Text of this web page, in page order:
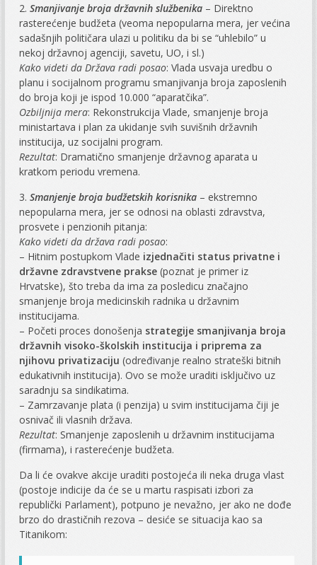
2.Smanjivanje broja državnih službenika – Direktno
rasterećenje budžeta (veoma nepopularna mera, jer većina
sadašnjih političara ulazi u politiku da bi se “uhlebilo” u
nekoj državnoj agenciji, savetu, UO, i sl.)
Kako videti da Država radi posao: Vlada usvaja uredbu o
planu i socijalnom programu smanjivanja broja zaposlenih
do broja koji je ispod 10.000 “aparatčika”.
Ozbiljnija mera: Rekonstrukcija Vlade, smanjenje broja
ministartava i plan za ukidanje svih suvišnih državnih
institucija, uz socijalni program.
Rezultat: Dramatično smanjenje državnog aparata u
kratkom periodu vremena.
3.Smanjenje broja budžetskih korisnika – ekstremno
nepopularna mera, jer se odnosi na oblasti zdravstva,
prosvete i penzionih pitanja:
Kako videti da država radi posao:
– Hitnim postupkom Vlade izjednačiti status privatne i
državne zdravstvene prakse (poznat je primer iz
Hrvatske), što treba da ima za posledicu značajno
smanjenje broja medicinskih radnika u državnim
institucijama.
– Početi proces donošenja strategije smanjivanja broja
državnih visoko-školskih institucija i priprema za
njihovu privatizaciju (određivanje realno strateški bitnih
edukativnih institucija). Ovo se može uraditi isključivo uz
saradnju sa sindikatima.
– Zamrzavanje plata (i penzija) u svim institucijama čiji je
osnivač ili vlasnih država.
Rezultat: Smanjenje zaposlenih u državnim institucijama
(firmama), i rasterećenje budžeta.
Da li će ovakve akcije uraditi postojeća ili neka druga vlast
(postoje indicije da će se u martu raspisati izbori za
republički Parlament), potpuno je nevažno, jer ako ne dođe
brzo do drastičnih rezova – desiće se situacija kao sa
Titanikom: